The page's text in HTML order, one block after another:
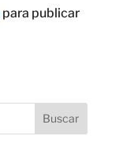
para publicar